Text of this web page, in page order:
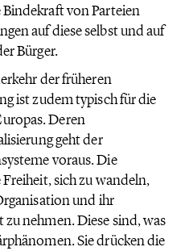
von Parteien
auf diese selbst und auf
Bürger.
der früheren
ist zudem typisch für die
Deren
geht der
voraus. Die
sich zu wandeln,
und ihr
nehmen. Diese sind, was
Sie drücken die